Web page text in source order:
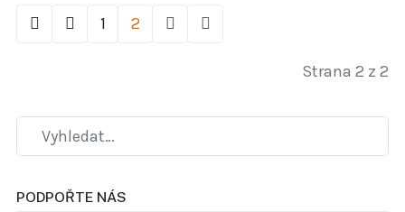
1 2
Strana 2 z 2
PODPOŘTE NÁS